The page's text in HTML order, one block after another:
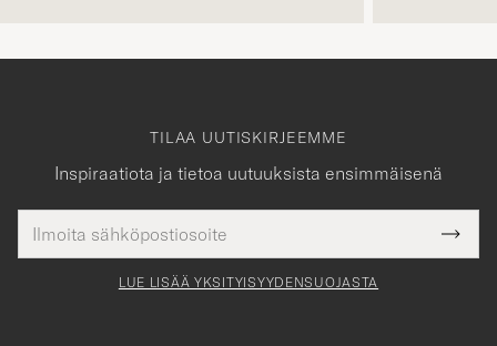
TILAA UUTISKIRJEEMME
Inspiraatiota ja tietoa uutuuksista ensimmäisenä
tieto
Tack
för
LUE LISÄÄ YKSITYISYYDENSUOJASTA